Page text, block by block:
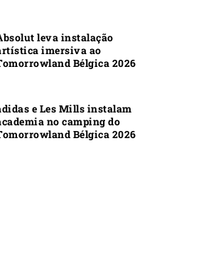
leva instalação
imersiva ao
Bélgica 2026
e Les Mills instalam
no camping do
Bélgica 2026